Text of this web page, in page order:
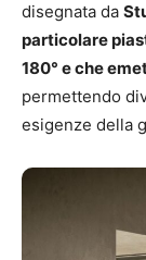
disegnata da
particolare
180° e che
permettendo
esigenze della